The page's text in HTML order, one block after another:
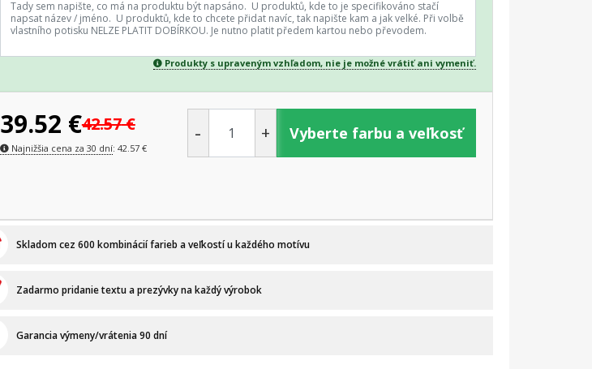
Produkty s upraveným vzhľadom, nie je možné vrátiť ani vymeniť.
39.52 €42.57€
Najnižšia cena za 30 dní: 42.57€
- + Vyberte farbu a veľkosť
Skladom cez 600 kombinácií farieb a veľkostí u každého motívu
Zadarmo pridanie textu a prezývky na každý výrobok
Garancia výmeny/vrátenia 90 dní